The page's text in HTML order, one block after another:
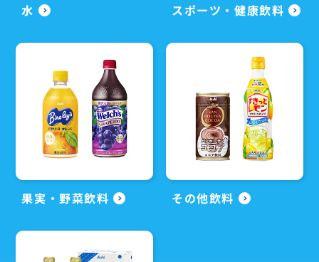
水 スポーツ・健康飲料
果実・野菜飲料 その他飲料